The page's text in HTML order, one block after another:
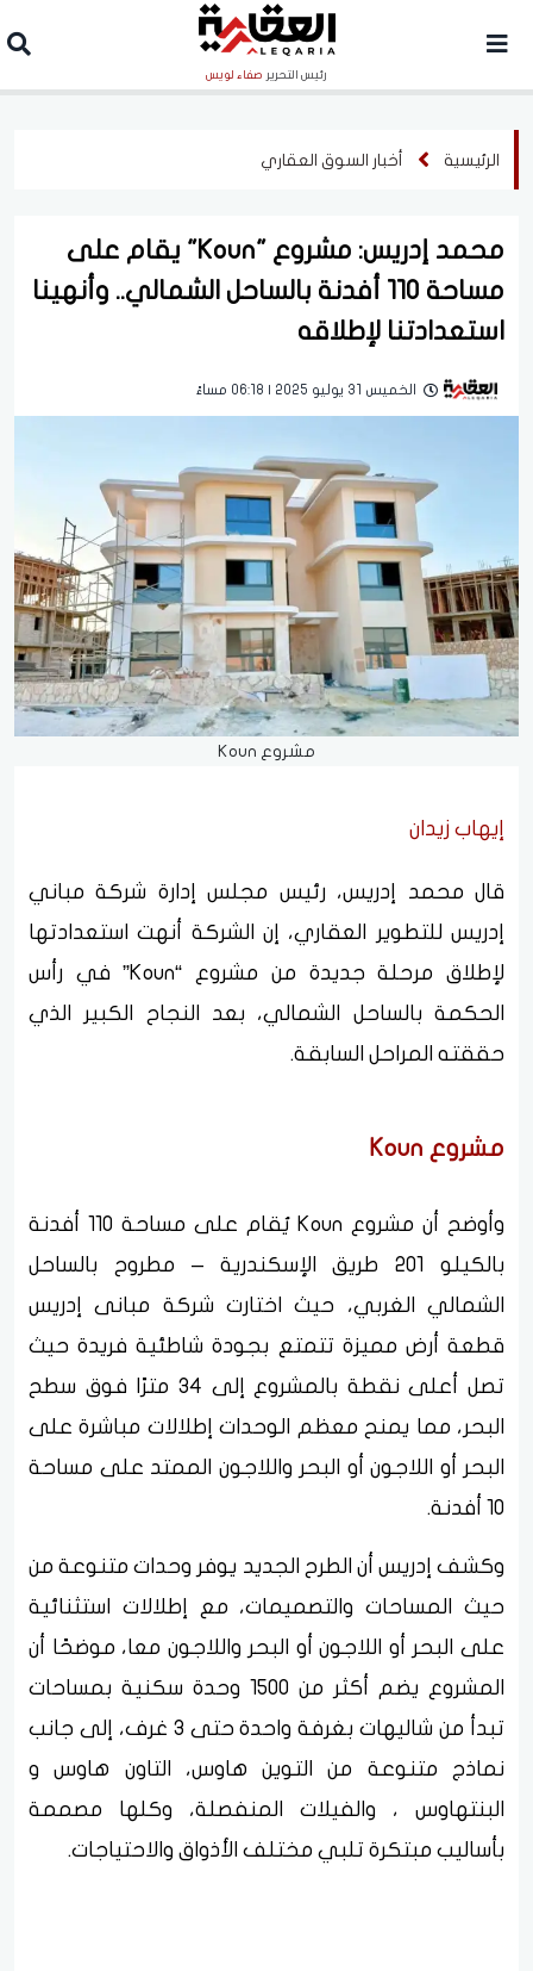
رئيس التحرير صفاء لويس
الرئيسية أخبار السوق العقاري
محمد إدريس: مشروع "Koun" يقام على
مساحة 110 أفدنة بالساحل الشمالي.. وأنهينا
استعدادتنا لإطلاقه
الخميس 31 يوليو 2025 | 06:18 مساءً
مشروع Koun
إيهاب زيدان
قال محمد إدريس، رئيس مجلس إدارة شركة مباني
إدريس للتطوير العقاري، إن الشركة أنهت استعدادتها
لإطلاق مرحلة جديدة من مشروع “Koun” في رأس
الحكمة بالساحل الشمالي، بعد النجاح الكبير الذي
حققته المراحل السابقة.
مشروع Koun
وأوضح أن مشروع Koun يُقام على مساحة 110 أفدنة
بالكيلو 201 طريق الإسكندرية – مطروح بالساحل
الشمالي الغربي، حيث اختارت شركة مبانى إدريس
قطعة أرض مميزة تتمتع بجودة شاطئية فريدة حيث
تصل أعلى نقطة بالمشروع إلى 34 مترًا فوق سطح
البحر، مما يمنح معظم الوحدات إطلالات مباشرة على
البحر أو اللاجون أو البحر واللاجون الممتد على مساحة
10 أفدنة.
وكشف إدريس أن الطرح الجديد يوفر وحدات متنوعة من
حيث المساحات والتصميمات، مع إطلالات استثنائية
على البحر أو اللاجون أو البحر واللاجون معا، موضحًا أن
المشروع يضم أكثر من 1500 وحدة سكنية بمساحات
تبدأ من شاليهات بغرفة واحدة حتى 3 غرف، إلى جانب
نماذج متنوعة من التوين هاوس، التاون هاوس و
البنتهاوس ، والفيلات المنفصلة، وكلها مصممة
بأساليب مبتكرة تلبي مختلف الأذواق والاحتياجات.